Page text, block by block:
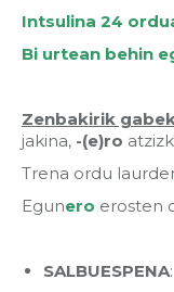
Intsulina 24
Bi urtean behin
Zenbakirik
jakina, -(e)ro
Trena ordu
Egunero erosten
SALBUESPENA: